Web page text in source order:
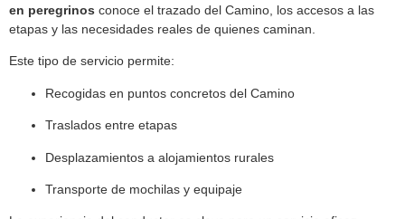
en peregrinos conoce el trazado del Camino, los accesos a las
etapas y las necesidades reales de quienes caminan.
Este tipo de servicio permite:
Recogidas en puntos concretos del Camino
Traslados entre etapas
Desplazamientos a alojamientos rurales
Transporte de mochilas y equipaje